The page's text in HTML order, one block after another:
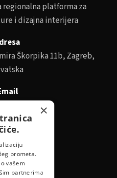
regionalna platforma za
i dizajna interijera
Škorpika 11b, Zagreb,
×
prometa.
vašem
partnerima